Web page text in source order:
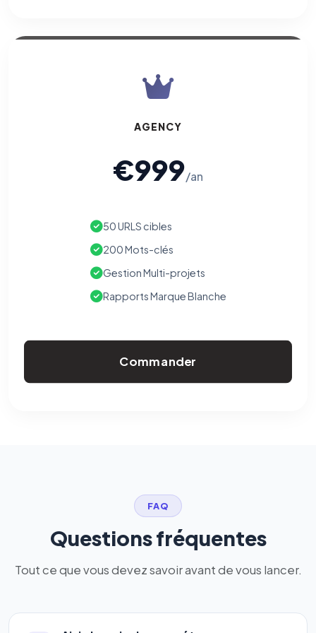
AGENCY
€999/an
50 URLS cibles
200 Mots-clés
Gestion Multi-projets
Rapports Marque Blanche
Commander
FAQ
Questions fréquentes
Tout ce que vous devez savoir avant de vous lancer.